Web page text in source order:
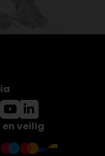
veilig